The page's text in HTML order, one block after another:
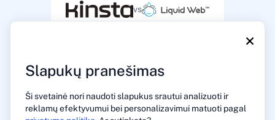
×
Slapukų pranešimas
Ši svetainė nori naudoti slapukus srautui analizuoti ir
reklamų efektyvumui bei personalizavimui matuoti pagal
vs
vs